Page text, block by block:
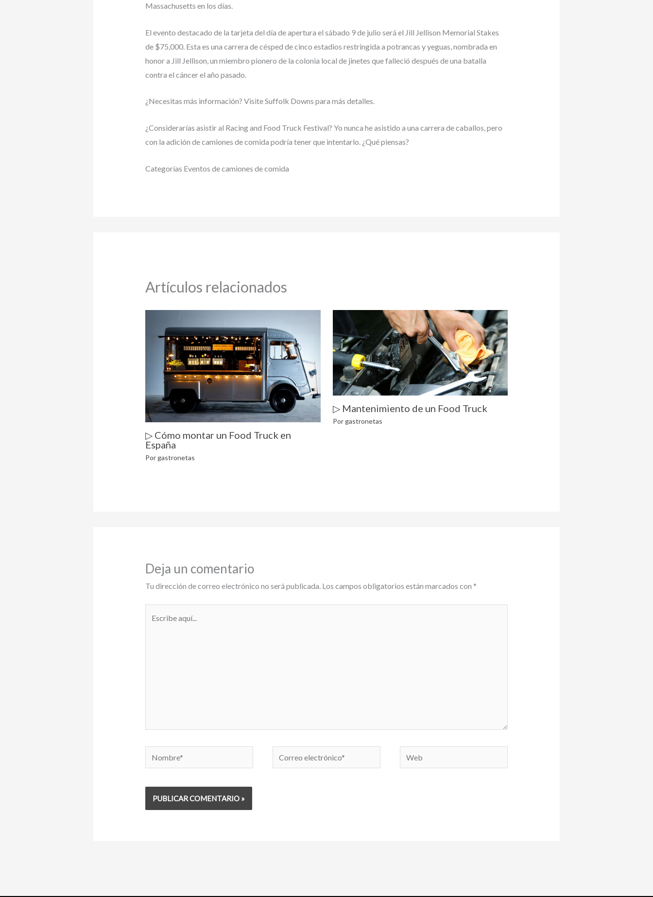
Massachusetts en los días.
El evento destacado de la tarjeta del día de apertura el sábado 9 de julio será el Jill Jellison Memorial Stakes
de $75,000. Esta es una carrera de césped de cinco estadios restringida a potrancas y yeguas, nombrada en
honor a Jill Jellison, un miembro pionero de la colonia local de jinetes que falleció después de una batalla
contra el cáncer el año pasado.
¿Necesitas más información? Visite Suffolk Downs para más detalles.
¿Considerarías asistir al Racing and Food Truck Festival? Yo nunca he asistido a una carrera de caballos, pero
con la adición de camiones de comida podría tener que intentarlo. ¿Qué piensas?
Categorías Eventos de camiones de comida
Artículos relacionados
▷ Cómo montar un Food Truck en
España
Por gastronetas
▷ Mantenimiento de un Food Truck
Por gastronetas
Deja un comentario
Tu dirección de correo electrónico no será publicada. Los campos obligatorios están marcados con *
Nombre*
Correo
electrónico*
Web